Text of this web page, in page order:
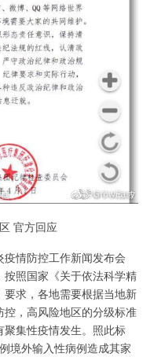
官方回应
情防控工作新闻发布会
按照国家《关于依法科学精
求，各地需要根据当地新
，高风险地区的分级标准
聚集性疫情发生。照此标
境外输入性病例造成其家